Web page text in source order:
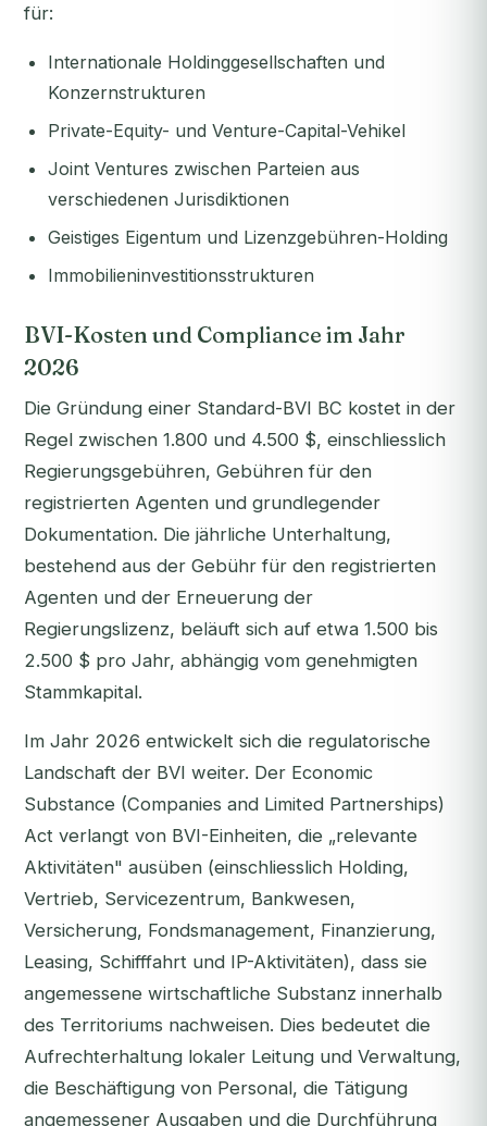
für:
Internationale Holdinggesellschaften und
Konzernstrukturen
Private-Equity- und Venture-Capital-Vehikel
Joint Ventures zwischen Parteien aus
verschiedenen Jurisdiktionen
Geistiges Eigentum und Lizenzgebühren-Holding
Immobilieninvestitionsstrukturen
BVI-Kosten und Compliance im Jahr
2026
Die Gründung einer Standard-BVI BC kostet in der
Regel zwischen 1.800 und 4.500 $, einschliesslich
Regierungsgebühren, Gebühren für den
registrierten Agenten und grundlegender
Dokumentation. Die jährliche Unterhaltung,
bestehend aus der Gebühr für den registrierten
Agenten und der Erneuerung der
Regierungslizenz, beläuft sich auf etwa 1.500 bis
2.500 $ pro Jahr, abhängig vom genehmigten
Stammkapital.
Im Jahr 2026 entwickelt sich die regulatorische
Landschaft der BVI weiter. Der Economic
Substance (Companies and Limited Partnerships)
Act verlangt von BVI-Einheiten, die „relevante
Aktivitäten" ausüben (einschliesslich Holding,
Vertrieb, Servicezentrum, Bankwesen,
Versicherung, Fondsmanagement, Finanzierung,
Leasing, Schifffahrt und IP-Aktivitäten), dass sie
angemessene wirtschaftliche Substanz innerhalb
des Territoriums nachweisen. Dies bedeutet die
Aufrechterhaltung lokaler Leitung und Verwaltung,
die Beschäftigung von Personal, die Tätigung
angemessener Ausgaben und die Durchführung